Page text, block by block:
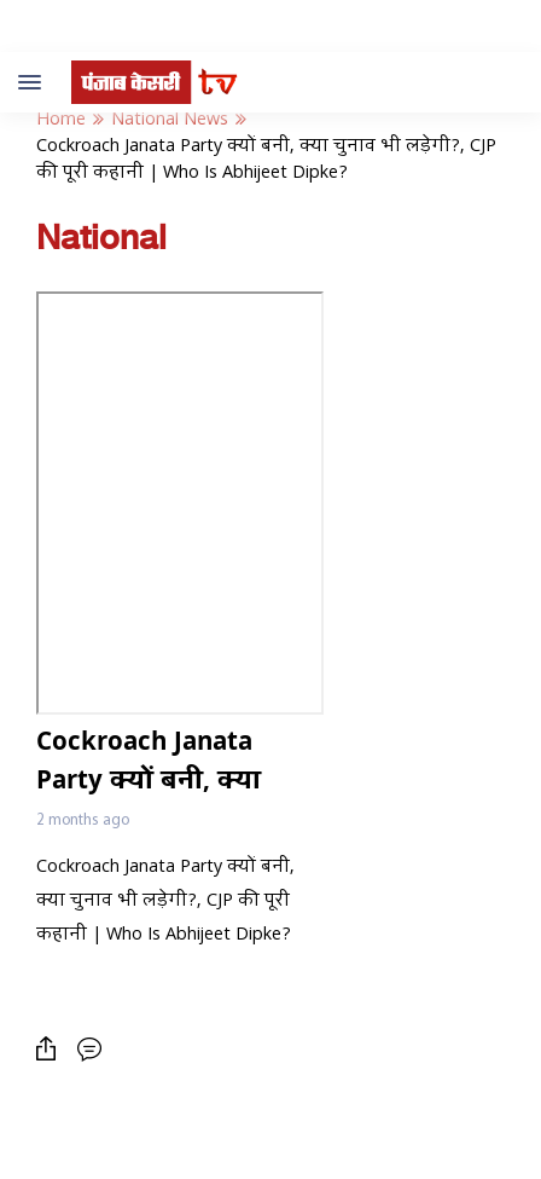
Toggle
navigation
Home
National News
Cockroach Janata Party क्यों बनी, क्या चुनाव भी लड़ेगी?, CJP
की पूरी कहानी | Who Is Abhijeet Dipke?
National
Cockroach Janata
Party क्यों बनी, क्या
चुनाव भी लड़ेगी?, CJP की
पूरी कहानी | Who Is
Abhijeet Dipke?
2 months ago
Cockroach Janata Party क्यों बनी,
क्या चुनाव भी लड़ेगी?, CJP की पूरी
कहानी | Who Is Abhijeet Dipke?